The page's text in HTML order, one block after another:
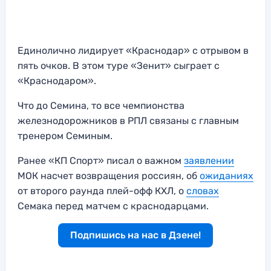
Единолично лидирует «Краснодар» с отрывом в
пять очков. В этом туре «Зенит» сыграет с
«Краснодаром».
Что до Семина, то все чемпионства
железнодорожников в РПЛ связаны с главным
тренером Семиным.
Ранее «КП Спорт» писал о важном заявлении
МОК насчет возвращения россиян, об ожиданиях
от второго раунда плей-офф КХЛ, о словах
Семака перед матчем с краснодарцами.
Подпишись на нас в Дзене!